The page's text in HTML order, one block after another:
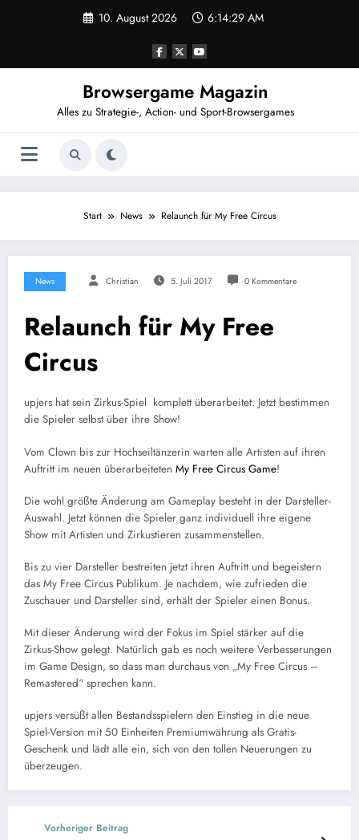
10. August 2026 6:14:29 AM
Browsergame Magazin
Alles zu Strategie-, Action- und Sport-Browsergames
Start News Relaunch für My Free Circus
News Christian 5. Juli 2017 0 Kommentare
Relaunch für My Free
Circus
upjers hat sein Zirkus-Spiel komplett überarbeitet. Jetzt bestimmen
die Spieler selbst über ihre Show!
Vom Clown bis zur Hochseiltänzerin warten alle Artisten auf ihren
Auftritt im neuen überarbeiteten My Free Circus Game!
Die wohl größte Änderung am Gameplay besteht in der Darsteller-
Auswahl. Jetzt können die Spieler ganz individuell ihre eigene
Show mit Artisten und Zirkustieren zusammenstellen.
Bis zu vier Darsteller bestreiten jetzt ihren Auftritt und begeistern
das My Free Circus Publikum. Je nachdem, wie zufrieden die
Zuschauer und Darsteller sind, erhält der Spieler einen Bonus.
Mit dieser Änderung wird der Fokus im Spiel stärker auf die
Zirkus-Show gelegt. Natürlich gab es noch weitere Verbesserungen
im Game Design, so dass man durchaus von „My Free Circus –
Remastered“ sprechen kann.
upjers versüßt allen Bestandsspielern den Einstieg in die neue
Spiel-Version mit 50 Einheiten Premiumwährung als Gratis-
Geschenk und lädt alle ein, sich von den tollen Neuerungen zu
überzeugen.
Vorheriger Beitrag